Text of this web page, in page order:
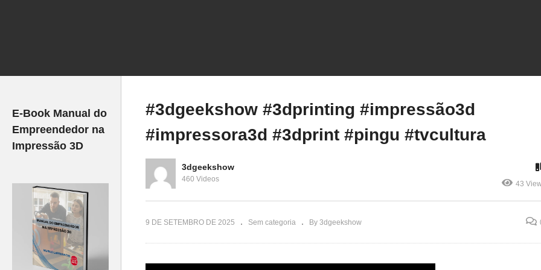
Energia? Teste Real com a
#impressora3d #3dprint
E-Book Manual do
Empreendedor na
Impressão 3D
#3dgeekshow #3dprinting #impressão3d
#impressora3d #3dprint #pingu #tvcultura
3dgeekshow
460 Videos
43
9 DE SETEMBRO DE 2025 Sem categoria By 3dgeekshow